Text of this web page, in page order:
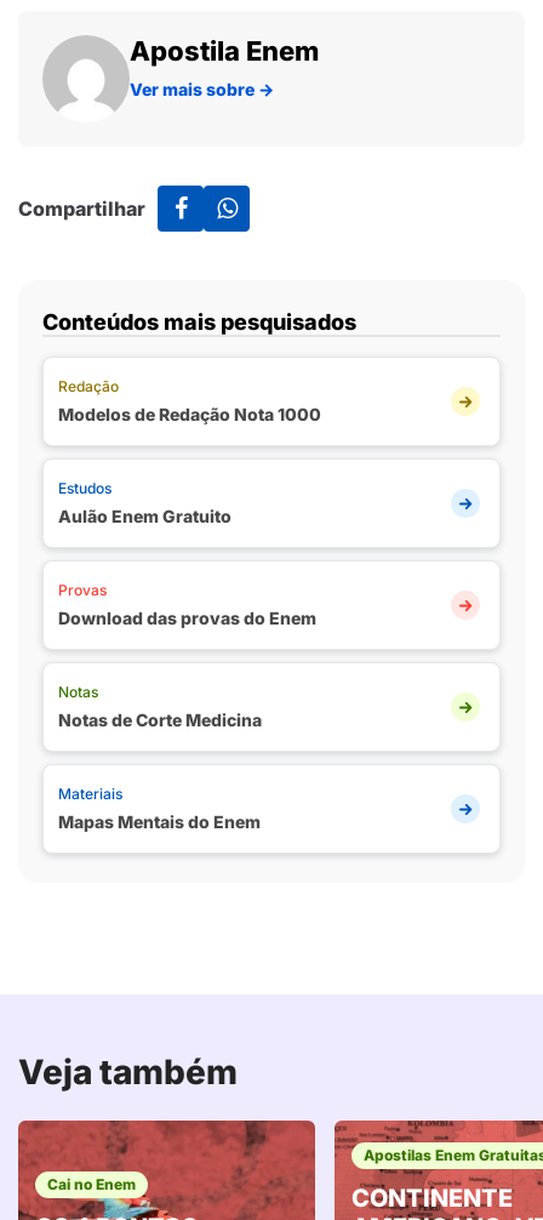
Apostila Enem
Ver mais sobre →
Compartilhar
Conteúdos mais pesquisados
Redação
Modelos de Redação Nota 1000
Estudos
Aulão Enem Gratuito
Provas
Download das provas do Enem
Notas
Notas de Corte Medicina
Materiais
Mapas Mentais do Enem
Veja também
Cai no Enem
Apostilas Enem
CONTINENTE